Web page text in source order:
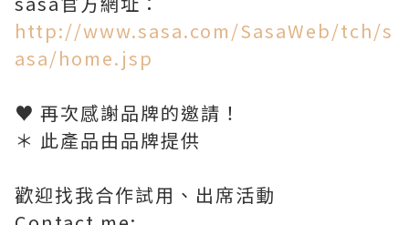
http://www.sasa.com/SasaWeb/tch/s
asa/home.jsp
♥ 再次感謝品牌的邀請！
＊ 此產品由品牌提供
歡迎找我合作試用、出席活動